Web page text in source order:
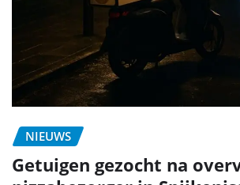
NIEUWS
Getuigen gezocht na